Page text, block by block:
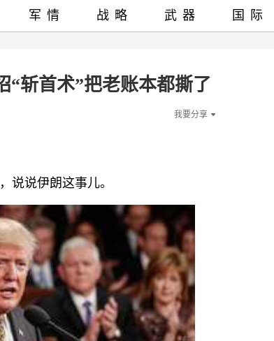
“斩首术”把老账本都撕了
我要分享
说说伊朗这事儿。
军情 战略 武器 国际